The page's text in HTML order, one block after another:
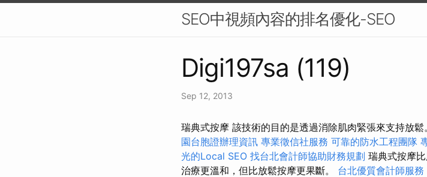
SEO中視頻內容的排名優化-SEO
Digi197sa (119)
Sep 12, 2013
瑞典式按摩 該技術的目的是透過消除肌肉緊張來支持放鬆
園台胞證辦理資訊 專業徵信社服務 可靠的防水工程團隊
光的Local SEO 找台北會計師協助財務規劃 瑞典式按摩
治療更溫和，但比放鬆按摩更果斷。 台北優質會計師服務